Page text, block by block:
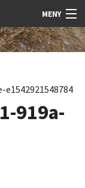
MENY
919a-